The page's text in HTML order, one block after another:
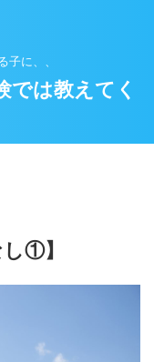
子に、、
では教えてく
なし①】